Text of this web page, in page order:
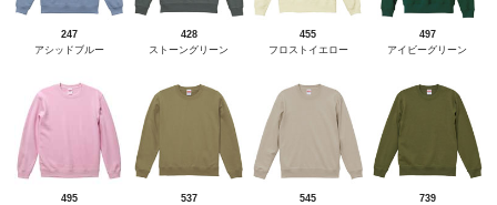
247
アシッドブルー
428
ストーングリーン
455
フロストイエロー
497
アイビーグリーン
495
537
545
739